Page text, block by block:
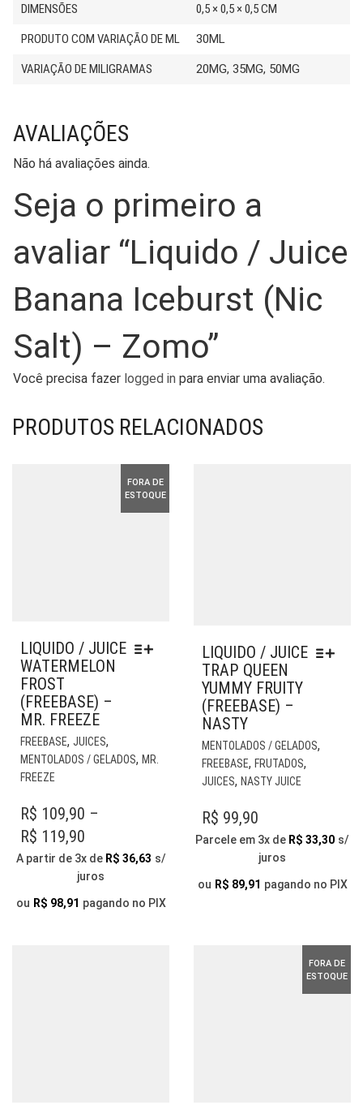
DIMENSÕES 0,5 × 0,5 × 0,5 CM
PRODUTO COM VARIAÇÃO DE ML 30ML
VARIAÇÃO DE MILIGRAMAS 20MG, 35MG, 50MG
AVALIAÇÕES
Não há avaliações ainda.
Seja o primeiro a
avaliar “Liquido / Juice
Banana Iceburst (Nic
Salt) – Zomo”
Você precisa fazer logged in para enviar uma avaliação.
PRODUTOS RELACIONADOS
FORA DE
ESTOQUE
LIQUIDO / JUICE
WATERMELON
FROST
(FREEBASE) –
MR. FREEZE
FREEBASE, JUICES,
MENTOLADOS / GELADOS, MR.
FREEZE
PRODUTO
VARIANTES.
OPÇÕES
PODEM
ESCOLHIDAS
R$ 109,90 –
R$ 119,90
RANGE:
R$ 109,90
THROUGH
A partir de 3x de R$ 36,63 s/
juros
ou R$ 98,91 pagando no PIX
LIQUIDO / JUICE
TRAP QUEEN
YUMMY FRUITY
(FREEBASE) –
NASTY
MENTOLADOS / GELADOS,
FREEBASE, FRUTADOS,
JUICES, NASTY JUICE
SER
R$ 99,90
Parcele em 3x de R$ 33,30 s/
juros
ou R$ 89,91 pagando no PIX
FORA DE
ESTOQUE